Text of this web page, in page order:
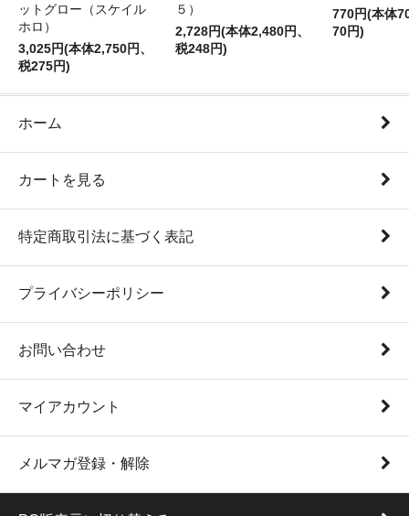
ットグロー（スケイル
ホロ）
3,025円(本体2,750円、
税275円)
５）
2,728円(本体2,480円、
税248円)
770円(本体
70円)
ホーム
カートを見る
特定商取引法に基づく表記
プライバシーポリシー
お問い合わせ
マイアカウント
メルマガ登録・解除